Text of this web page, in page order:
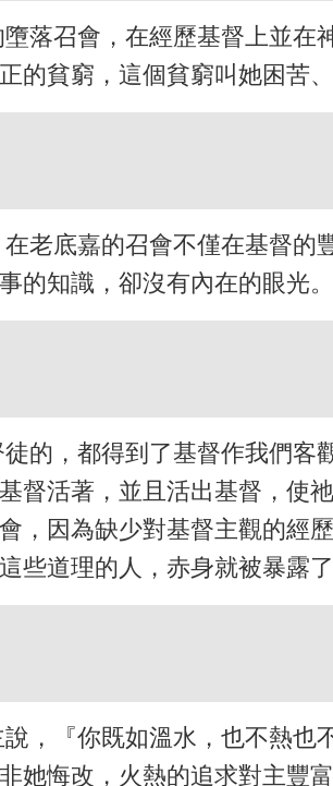
落召會，在經歷基督上並在
的貧窮，這個貧窮叫她困苦、
老底嘉的召會不僅在基督的
的知識，卻沒有內在的眼光。
的，都得到了基督作我們客
督活著，並且活出基督，使
，因為缺少對基督主觀的經
些道理的人，赤身就被暴露
，『你既如溫水，也不熱也
她悔改，火熱的追求對主豐